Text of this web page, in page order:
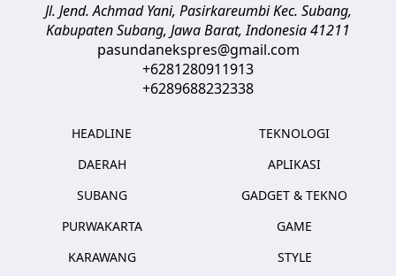
Jl. Jend. Achmad Yani, Pasirkareumbi Kec. Subang,
Kabupaten Subang, Jawa Barat,Indonesia41211
pasundanekspres@gmail.com
+6281280911913
+6289688232338
HEADLINE
DAERAH
SUBANG
PURWAKARTA
KARAWANG
TEKNOLOGI
APLIKASI
GADGET & TEKNO
GAME
STYLE